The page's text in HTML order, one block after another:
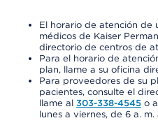
El horario de atención de
médicos de Kaiser
directorio de centros de
Para el horario de
plan, llame a su oficina
Para proveedores de su
pacientes, consulte el
llame al 303-338-4545 o
lunes a viernes, de 6 a. m.